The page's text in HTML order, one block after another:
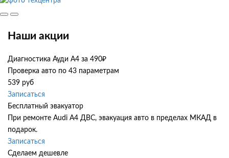
Наши акции
Диагностика Ауди А4 за 490₽
Проверка авто по 43 параметрам
539 руб
Записаться
Бесплатный эвакуатор
При ремонте Audi A4 ДВС, эвакуация авто в пределах МКАД в
подарок.
Записаться
Сделаем дешевле